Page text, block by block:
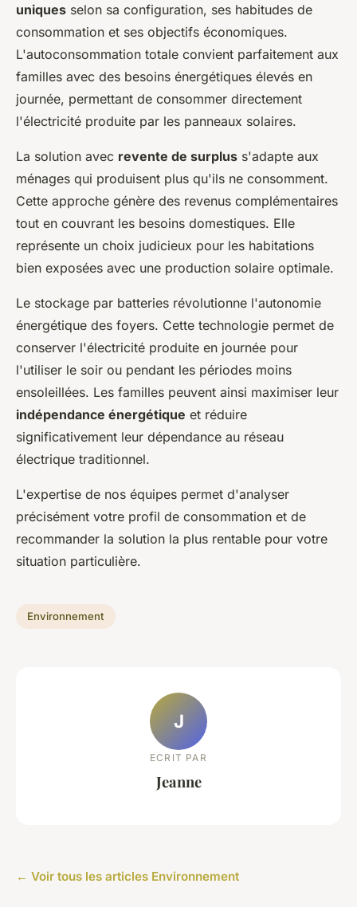
uniques selon sa configuration, ses habitudes de
consommation et ses objectifs économiques.
L'autoconsommation totale convient parfaitement aux
familles avec des besoins énergétiques élevés en
journée, permettant de consommer directement
l'électricité produite par les panneaux solaires.
La solution avec revente de surplus s'adapte aux
ménages qui produisent plus qu'ils ne consomment.
Cette approche génère des revenus complémentaires
tout en couvrant les besoins domestiques. Elle
représente un choix judicieux pour les habitations
bien exposées avec une production solaire optimale.
Le stockage par batteries révolutionne l'autonomie
énergétique des foyers. Cette technologie permet de
conserver l'électricité produite en journée pour
l'utiliser le soir ou pendant les périodes moins
ensoleillées. Les familles peuvent ainsi maximiser leur
indépendance énergétique et réduire
significativement leur dépendance au réseau
électrique traditionnel.
L'expertise de nos équipes permet d'analyser
précisément votre profil de consommation et de
recommander la solution la plus rentable pour votre
situation particulière.
Environnement
J
ECRIT PAR
Jeanne
← Voir tous les articles Environnement